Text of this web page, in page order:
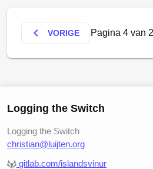
keyboard_arrow_left VORIGE Pagina 4 van
Logging the Switch
Logging the Switch
christian@luijten.org
gitlab.com/islandsvinur